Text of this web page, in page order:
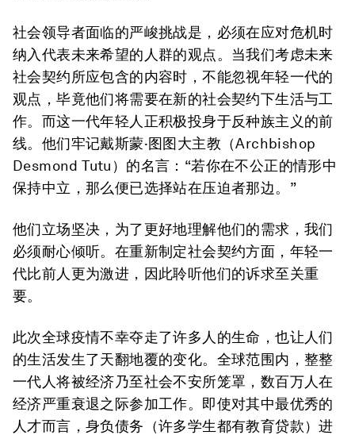
社会领导者面临的严峻挑战是，必须在应对危机时
纳入代表未来希望的人群的观点。当我们考虑未来
社会契约所应包含的内容时，不能忽视年轻一代的
观点，毕竟他们将需要在新的社会契约下生活与工
作。而这一代年轻人正积极投身于反种族主义的前
线。他们牢记戴斯蒙·图图大主教（Archbishop
Desmond Tutu）的名言：“若你在不公正的情形中
保持中立，那么便已选择站在压迫者那边。”
他们立场坚决，为了更好地理解他们的需求，我们
必须耐心倾听。在重新制定社会契约方面，年轻一
代比前人更为激进，因此聆听他们的诉求至关重
要。
此次全球疫情不幸夺走了许多人的生命，也让人们
的生活发生了天翻地覆的变化。全球范围内，整整
一代人将被经济乃至社会不安所笼罩，数百万人在
经济严重衰退之际参加工作。即使对其中最优秀的
人才而言，身负债务（许多学生都有教育贷款）进